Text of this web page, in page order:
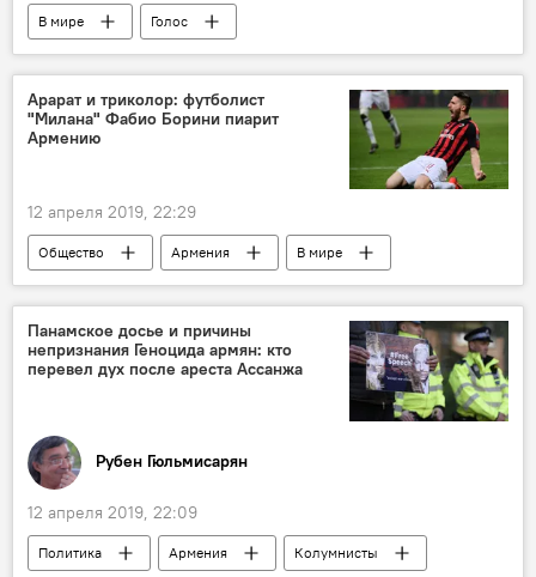
В мире Голос
Арарат и триколор: футболист
"Милана" Фабио Борини пиарит
Армению
12 апреля 2019, 22:29
Общество Армения
В мире
Спорт
Арарат
футболист
Милан
Панамское досье и причины
непризнания Геноцида армян: кто
перевел дух после ареста Ассанжа
Рубен Гюльмисарян
12 апреля 2019, 22:09
Политика Армения
Колумнисты